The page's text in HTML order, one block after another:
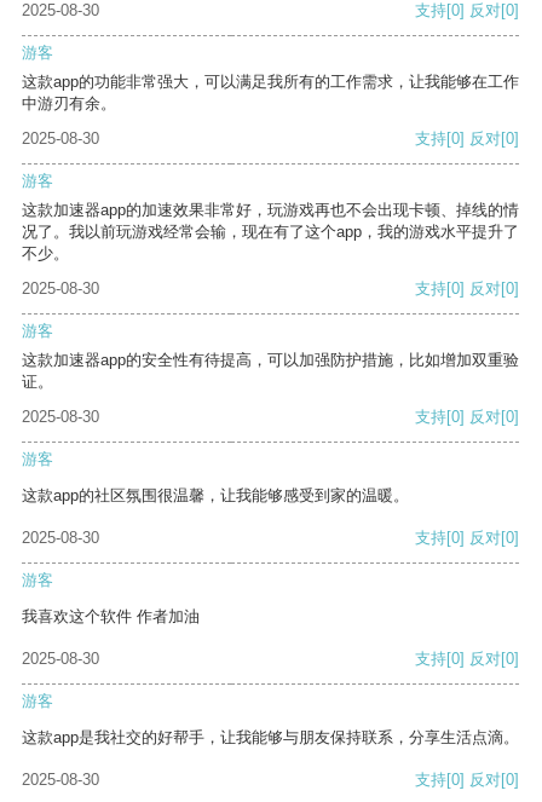
2025-08-30
支持[0] 反对[0]
游客
这款app的功能非常强大，可以满足我所有的工作需求，让我能够在工作
中游刃有余。
2025-08-30
支持[0] 反对[0]
游客
这款加速器app的加速效果非常好，玩游戏再也不会出现卡顿、掉线的情
况了。我以前玩游戏经常会输，现在有了这个app，我的游戏水平提升了
不少。
2025-08-30
支持[0] 反对[0]
游客
这款加速器app的安全性有待提高，可以加强防护措施，比如增加双重验
证。
2025-08-30
支持[0] 反对[0]
游客
这款app的社区氛围很温馨，让我能够感受到家的温暖。
2025-08-30 支持[0] 反对[0]
游客
我喜欢这个软件 作者加油
2025-08-30 支持[0] 反对[0]
游客
这款app是我社交的好帮手，让我能够与朋友保持联系，分享生活点滴。
2025-08-30 支持[0] 反对[0]